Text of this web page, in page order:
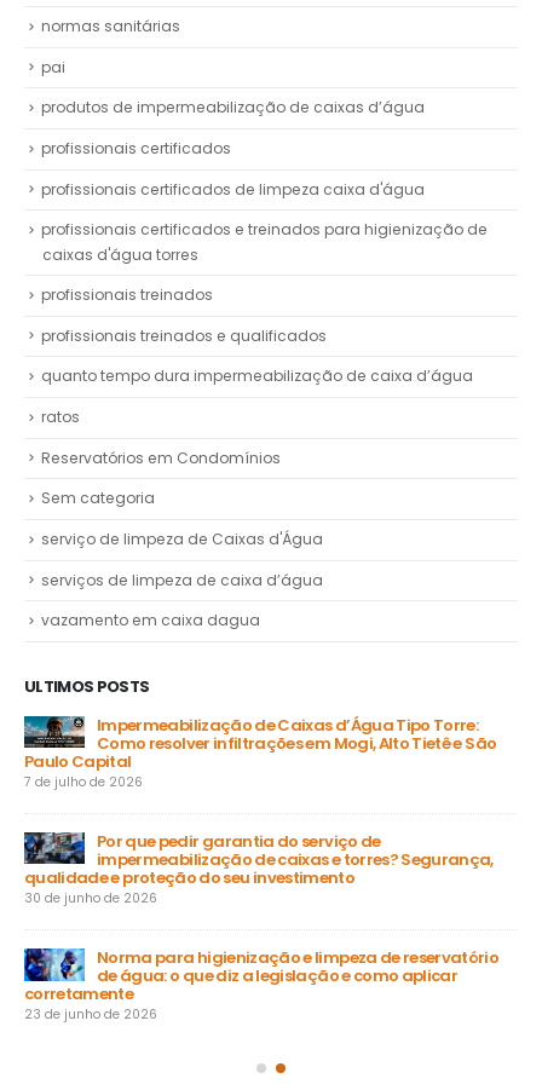
normas sanitárias
pai
produtos de impermeabilização de caixas d’água
profissionais certificados
profissionais certificados de limpeza caixa d'água
profissionais certificados e treinados para higienização de
caixas d'água torres
profissionais treinados
profissionais treinados e qualificados
quanto tempo dura impermeabilização de caixa d’água
ratos
Reservatórios em Condomínios
Sem categoria
serviço de limpeza de Caixas d'Água
serviços de limpeza de caixa d’água
vazamento em caixa dagua
ULTIMOS POSTS
Impermeabilização de Caixas d’Água Tipo Torre:
Como resolver infiltrações em Mogi, Alto Tietê e São
Paulo Capital
7 de julho de 2026
Por que pedir garantia do serviço de
impermeabilização de caixas e torres? Segurança,
qualidade e proteção do seu investimento
30 de junho de 2026
Norma para higienização e limpeza de reservatório
de água: o que diz a legislação e como aplicar
corretamente
23 de junho de 2026